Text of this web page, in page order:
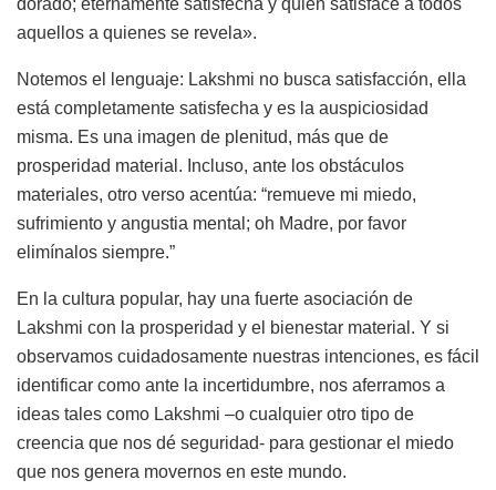
aquellos a quienes se revela».
Notemos el lenguaje: Lakshmi no busca satisfacción, ella
está completamente satisfecha y es la auspiciosidad
misma. Es una imagen de plenitud, más que de
prosperidad material. Incluso, ante los obstáculos
materiales, otro verso acentúa: “remueve mi miedo,
sufrimiento y angustia mental; oh Madre, por favor
elimínalos siempre.”
En la cultura popular, hay una fuerte asociación de
Lakshmi con la prosperidad y el bienestar material. Y si
observamos cuidadosamente nuestras intenciones, es fácil
identificar como ante la incertidumbre, nos aferramos a
ideas tales como Lakshmi –o cualquier otro tipo de
creencia que nos dé seguridad- para gestionar el miedo
que nos genera movernos en este mundo.